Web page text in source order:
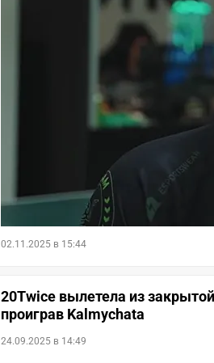
02.11.2025 в 15:44
20Twice вылетела из
проиграв Kalmychata
24.09.2025 в 14:49